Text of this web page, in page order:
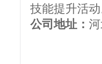
技能提升活
公司地址：